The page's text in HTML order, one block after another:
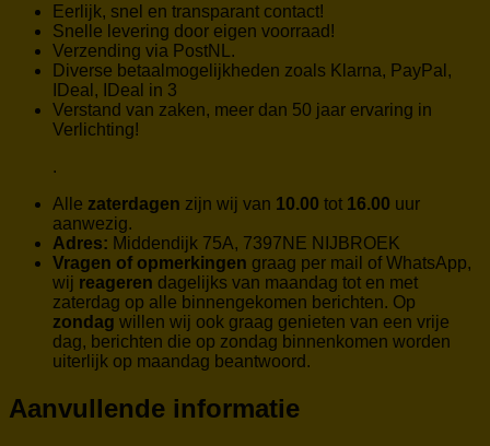
Eerlijk, snel en transparant contact!
Snelle levering door eigen voorraad!
Verzending via PostNL.
Diverse betaalmogelijkheden zoals Klarna, PayPal,
IDeal, IDeal in 3
Verstand van zaken, meer dan 50 jaar ervaring in
Verlichting!
.
Alle zaterdagen zijn wij van 10.00 tot 16.00 uur
aanwezig.
Adres: Middendijk 75A, 7397NE NIJBROEK
Vragen of opmerkingen graag per mail of WhatsApp,
wij reageren dagelijks van maandag tot en met
zaterdag op alle binnengekomen berichten. Op
zondag willen wij ook graag genieten van een vrije
dag, berichten die op zondag binnenkomen worden
uiterlijk op maandag beantwoord.
Aanvullende informatie